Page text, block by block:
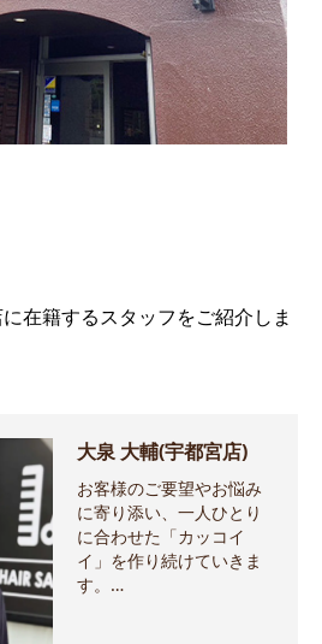
在籍するスタッフをご紹介しま
大泉 大輔(宇都宮店)
お客様のご要望やお悩み
に寄り添い、一人ひとり
に合わせた「カッコイ
イ」を作り続けていきま
す。…